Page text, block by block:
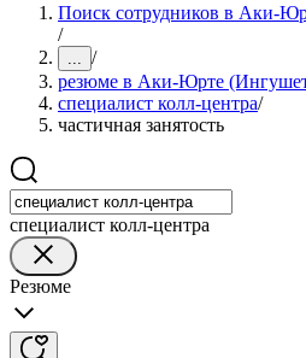
Поиск сотрудников в Аки-
/
... /
резюме в Аки-Юрте
специалист колл-центра/
частичная занятость
специалист колл-центра
Резюме